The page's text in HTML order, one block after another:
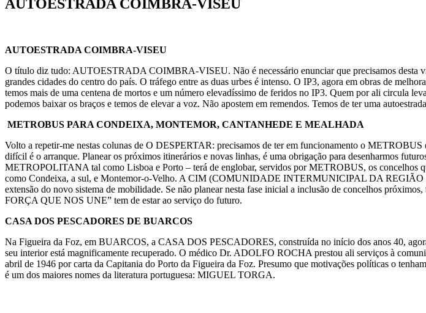
AUTOESTRADA COIMBRA-VISEU
AUTOESTRADA COIMBRA-VISEU
O título diz tudo: AUTOESTRADA COIMBRA-VISEU. Não é necessário enunciar que precisamos desta
grandes cidades do centro do país. O tráfego entre as duas urbes é intenso. O IP3, agora em obras de
temos mais de uma centena de mortos e um número elevadíssimo de feridos no IP3. Quem por ali circula
podemos baixar os braços e temos de elevar a voz. Não apostem em remendos. Temos de ter uma
METROBUS PARA CONDEIXA, MONTEMOR, CANTANHEDE E MEALHADA
Volto a repetir-me nestas colunas de O DESPERTAR: precisamos de ter em funcionamento o
difícil é o arranque. Planear os próximos itinerários e novas linhas, é uma obrigação para desenharmos
METROPOLITANA tal como Lisboa e Porto – terá de englobar, servidos por METROBUS, os concelhos
como Condeixa, a sul, e Montemor-o-Velho. A CIM (COMUNIDADE INTERMUNICIPAL DA REGIÃO
extensão do novo sistema de mobilidade. Se não planear nesta fase inicial a inclusão de concelhos
FORÇA QUE NOS UNE” tem de estar ao serviço do futuro.
CASA DOS PESCADORES DE BUARCOS
Na Figueira da Foz, em BUARCOS, a CASA DOS PESCADORES, construída no início dos anos 40,
seu interior está magnificamente recuperado. O médico Dr. ADOLFO ROCHA prestou ali serviços à
abril de 1946 por carta da Capitania do Porto da Figueira da Foz. Presumo que motivações políticas o
é um dos maiores nomes da literatura portuguesa: MIGUEL TORGA.